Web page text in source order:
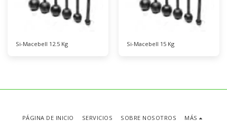
Si-Macebell 12.5 Kg Si-Macebell 15 Kg
PÁGINA DE INICIO SERVICIOS SOBRE NOSOTROS MÁS